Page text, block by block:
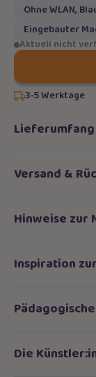
So entsteht ein
Entdecken, der
Ohne WLAN,
Eingebauter
Aktuell nicht
3-5 Werktage
Lieferumfang
Versand &
Hinweise zur
Inspiration
Die